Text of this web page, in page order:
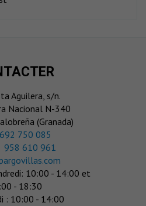
Aguilera, s/n.
Nacional N-340
(Granada)
750 085
958 610 961
10:00 - 14:00 et
- 18:30
: 10:00 - 14:00